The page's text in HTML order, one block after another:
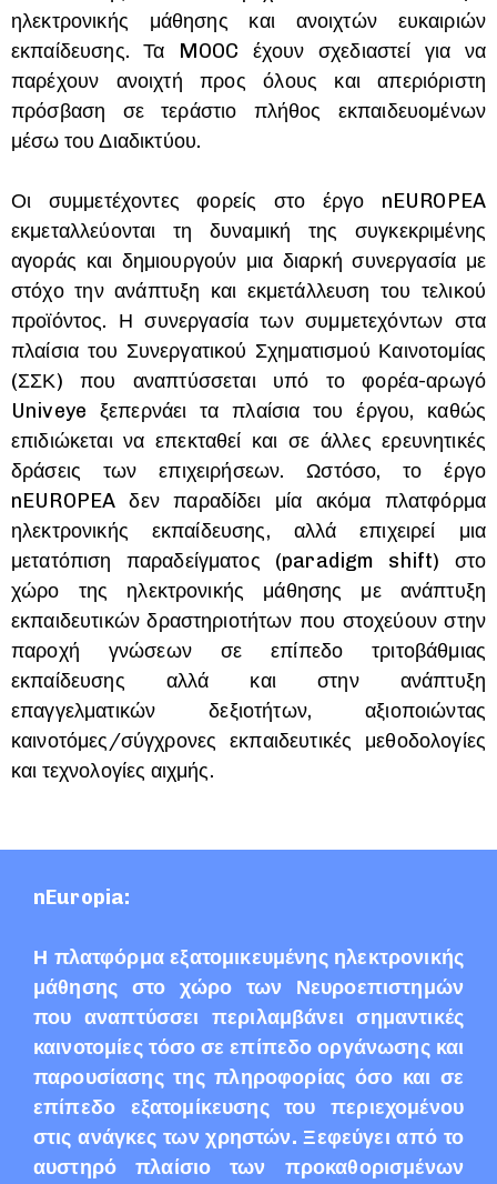
ηλεκτρονικής μάθησης και ανοιχτών ευκαιριών
εκπαίδευσης. Τα MOOC έχουν σχεδιαστεί για να
παρέχουν ανοιχτή προς όλους και απεριόριστη
πρόσβαση σε τεράστιο πλήθος εκπαιδευομένων
μέσω του Διαδικτύου.
Οι συμμετέχοντες φορείς στο έργο nEUROPEA
εκμεταλλεύονται τη δυναμική της συγκεκριμένης
αγοράς και δημιουργούν μια διαρκή συνεργασία με
στόχο την ανάπτυξη και εκμετάλλευση του τελικού
προϊόντος. Η συνεργασία των συμμετεχόντων στα
πλαίσια του Συνεργατικού Σχηματισμού Καινοτομίας
(ΣΣΚ) που αναπτύσσεται υπό το φορέα-αρωγό
Univeye ξεπερνάει τα πλαίσια του έργου, καθώς
επιδιώκεται να επεκταθεί και σε άλλες ερευνητικές
δράσεις των επιχειρήσεων. Ωστόσο, το έργο
nEUROPEA δεν παραδίδει μία ακόμα πλατφόρμα
ηλεκτρονικής εκπαίδευσης, αλλά επιχειρεί μια
μετατόπιση παραδείγματος (paradigm shift) στο
χώρο της ηλεκτρονικής μάθησης με ανάπτυξη
εκπαιδευτικών δραστηριοτήτων που στοχεύουν στην
παροχή γνώσεων σε επίπεδο τριτοβάθμιας
εκπαίδευσης αλλά και στην ανάπτυξη
επαγγελματικών δεξιοτήτων, αξιοποιώντας
καινοτόμες/σύγχρονες εκπαιδευτικές μεθοδολογίες
και τεχνολογίες αιχμής.
nEuropia:
Η πλατφόρμα εξατομικευμένης ηλεκτρονικής
μάθησης στο χώρο των Νευροεπιστημών
που αναπτύσσει περιλαμβάνει σημαντικές
καινοτομίες τόσο σε επίπεδο οργάνωσης και
παρουσίασης της πληροφορίας όσο και σε
επίπεδο εξατομίκευσης του περιεχομένου
στις ανάγκες των χρηστών. Ξεφεύγει από το
αυστηρό πλαίσιο των προκαθορισμένων